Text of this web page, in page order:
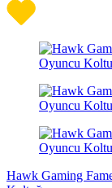
Hawk Gaming